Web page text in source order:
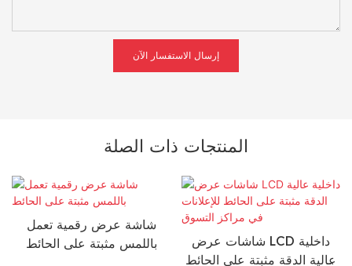
إرسال الاستفسار الآن
المنتجات ذات الصلة
شاشة عرض رقمية تعمل
باللمس مثبتة على الحائط
شاشات عرض LCD داخلية
عالية الدقة مثبتة على الحائط